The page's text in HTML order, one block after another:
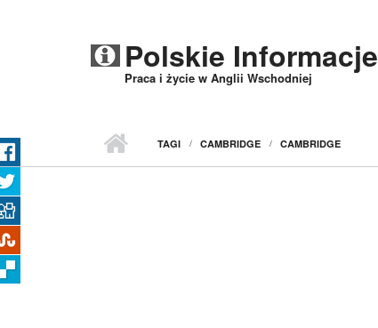
Polskie Informacje
Praca i życie w Anglii Wschodniej
TAGI CAMBRIDGE CAMBRIDGE